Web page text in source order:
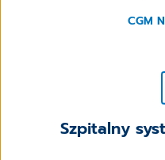
CGM
Szpitalny